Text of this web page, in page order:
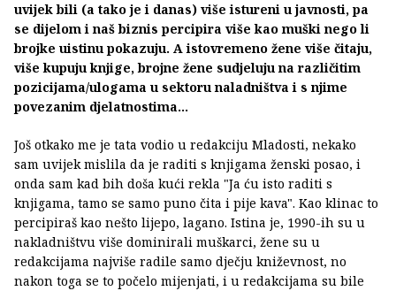
uvijek bili (a tako je i danas) više istureni u javnosti, pa
se dijelom i naš biznis percipira više kao muški nego li
brojke uistinu pokazuju. A istovremeno žene više čitaju,
više kupuju knjige, brojne žene sudjeluju na različitim
pozicijama/ulogama u sektoru naladništva i s njime
povezanim djelatnostima...
Još otkako me je tata vodio u redakciju Mladosti, nekako
sam uvijek mislila da je raditi s knjigama ženski posao, i
onda sam kad bih doša kući rekla "Ja ću isto raditi s
knjigama, tamo se samo puno čita i pije kava". Kao klinac to
percipiraš kao nešto lijepo, lagano. Istina je, 1990-ih su u
nakladništvu više dominirali muškarci, žene su u
redakcijama najviše radile samo dječju kniževnost, no
nakon toga se to počelo mijenjati, i u redakcijama su bile